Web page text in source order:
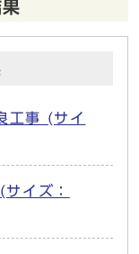
工事 (サイ
イズ：